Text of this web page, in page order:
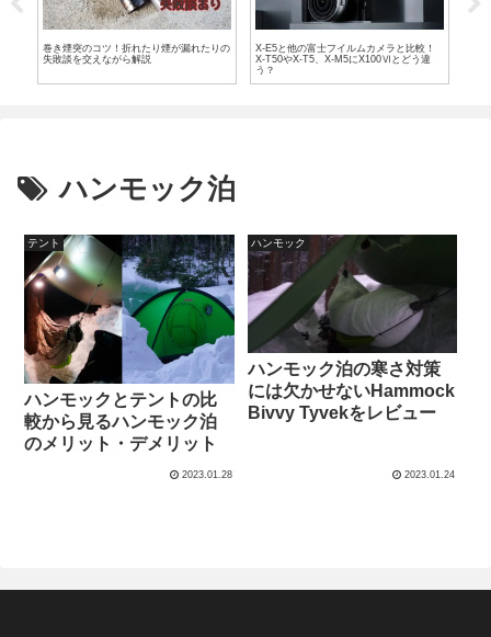
巻き煙突のコツ！折れたり煙が漏れたりの
失敗談を交えながら解説
X-E5と他の富士フイルムカメラと比較！
X-T50やX-T5、X-M5にX100Ⅵとどう違
う？
ハンモック泊
テント
ハンモックとテントの比
較から見るハンモック泊
のメリット・デメリット
2023.01.28
ハンモック
ハンモック泊の寒さ対策
には欠かせないHammock
Bivvy Tyvekをレビュー
2023.01.24